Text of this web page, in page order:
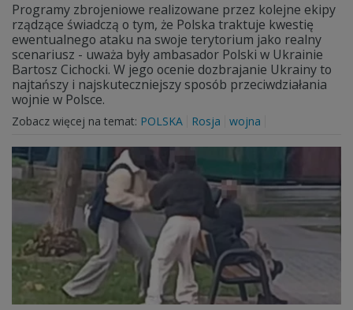
Programy zbrojeniowe realizowane przez kolejne ekipy
rządzące świadczą o tym, że Polska traktuje kwestię
ewentualnego ataku na swoje terytorium jako realny
scenariusz - uważa były ambasador Polski w Ukrainie
Bartosz Cichocki. W jego ocenie dozbrajanie Ukrainy to
najtańszy i najskuteczniejszy sposób przeciwdziałania
wojnie w Polsce.
Zobacz więcej na temat: POLSKA Rosja wojna